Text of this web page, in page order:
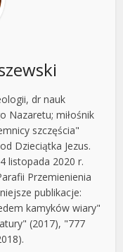
dr nauk
Nazaretu; miłośnik
szczęścia"
Dzieciątka Jezus.
listopada 2020 r.
Przemienienia
publikacje:
kamyków wiary"
(2017), "777